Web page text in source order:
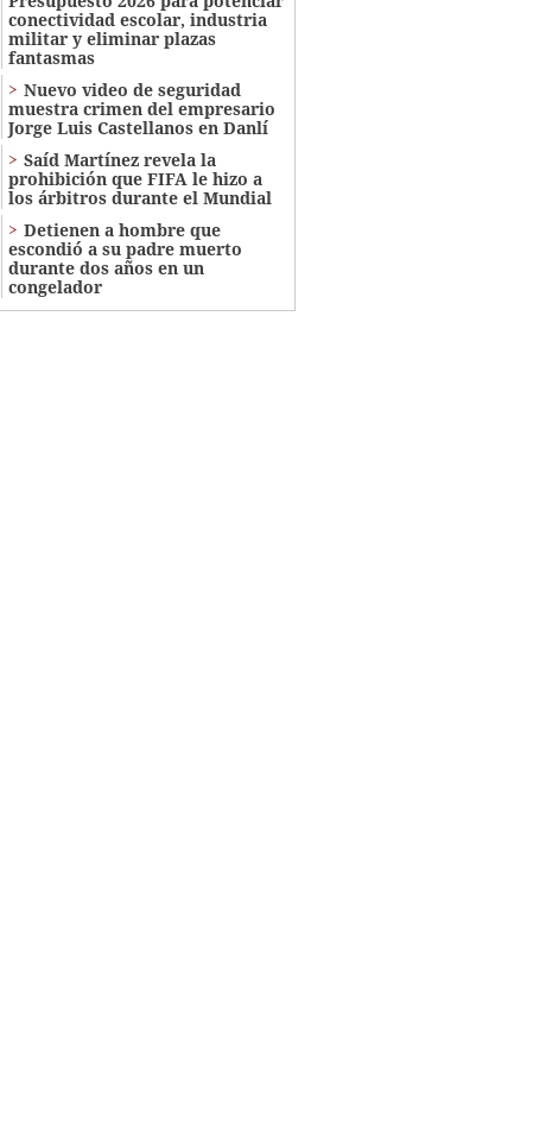
conectividad escolar, industria
militar y eliminar plazas
fantasmas
Nuevo video de seguridad
muestra crimen del empresario
Jorge Luis Castellanos en Danlí
Saíd Martínez revela la
prohibición que FIFA le hizo a
los árbitros durante el Mundial
Detienen a hombre que
escondió a su padre muerto
durante dos años en un
congelador